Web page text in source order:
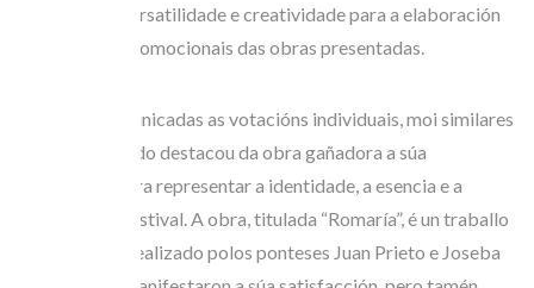
de imaxe e a versatilidade e creatividade para a elaboración
de materiais promocionais das obras presentadas.
Unha vez comunicadas as votacións individuais, moi similares
entre si, o xurado destacou da obra gañadora a súa
capacidade para representar a identidade, a esencia e a
tradición do Festival. A obra, titulada “Romaría”, é un traballo
colaborativo realizado polos ponteses Juan Prieto e Joseba